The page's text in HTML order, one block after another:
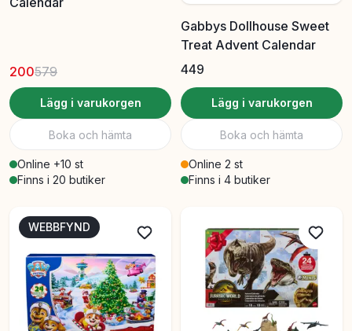
200579
Lägg i varukorgen
Boka och hämta
Online +10 st
Finns i 20 butiker
Gabbys Dollhouse Sweet
Treat Advent Calendar
449
Lägg i varukorgen
Boka och hämta
Online 2 st
Finns i 4 butiker
WEBBFYND